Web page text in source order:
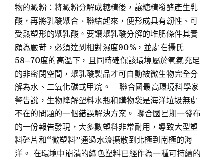
物的澱粉：將澱粉分解成糖精後，讓糖精發酵產生乳
酸，再將乳酸聚合、聯結起來，便形成具有韌性、可
受熱塑形的聚乳酸。要讓聚乳酸分解的堆肥條件其實
頗為嚴苛，必須達到相對濕度90%，並處在攝氏
58─70度的高溫下，且同時確保該環境屬於氧氣充足
的非密閉空間，聚乳酸製品才可自動被微生物完全分
解為水、二氧化碳或甲烷。 聯合國最高環境科學家
警告說，生物降解塑料水瓶和購物袋是海洋垃圾無處
不在的問題的一個錯誤解決方案。 聯合國星期一發布
的一份報告發現，大多數塑料非常耐用，導致大型塑
料碎片和“微塑料”通過水流擴散到北極到南極的海
洋。 在環境中崩潰的綠色塑料已經作為一種可持續的